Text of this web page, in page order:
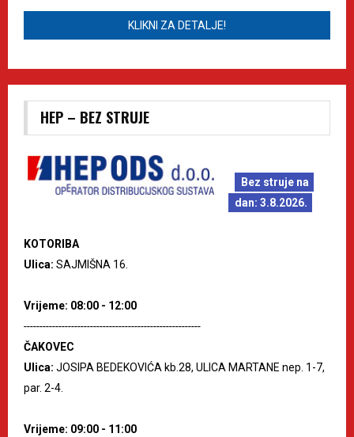
KLIKNI ZA DETALJE!
HEP – BEZ STRUJE
Bez struje na
dan: 3.8.2026.
KOTORIBA
Ulica: SAJMIŠNA 16.
Vrijeme: 08:00 - 12:00
--------------------------------------------------------
ČAKOVEC
Ulica: JOSIPA BEDEKOVIĆA kb.28, ULICA MARTANE nep. 1-7,
par. 2-4.
Vrijeme: 09:00 - 11:00